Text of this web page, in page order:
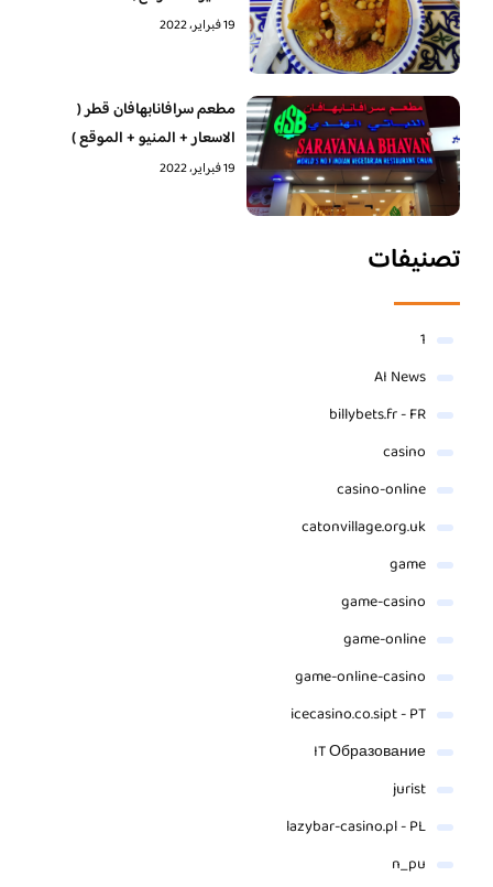
19 فبراير، 2022
مطعم سرافانابهافان قطر (
الاسعار + المنيو + الموقع )
19 فبراير، 2022
تصنيفات
1
AI News
billybets.fr - FR
casino
casino-online
catonvillage.org.uk
game
game-casino
game-online
game-online-casino
icecasino.co.sipt - PT
IT Образование
jurist
lazybar-casino.pl - PL
n_pu